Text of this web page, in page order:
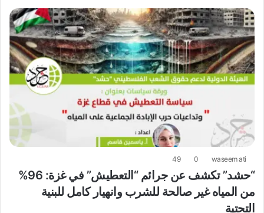
waseem ati
0
49
“حشد” تكشف عن جرائم “التعطيش” في غزة: 96%
من المياه غير صالحة للشرب وانهيار كامل للبنية
التحتية